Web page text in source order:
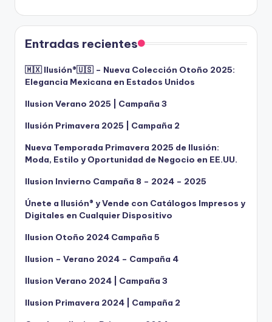
Entradas recientes
🇲🇽 Ilusión®️🇺🇸 – Nueva Colección Otoño 2025:
Elegancia Mexicana en Estados Unidos
Ilusion Verano 2025 | Campaña 3
Ilusión Primavera 2025 | Campaña 2
Nueva Temporada Primavera 2025 de Ilusión:
Moda, Estilo y Oportunidad de Negocio en EE.UU.
Ilusion Invierno Campaña 8 – 2024 – 2025
Únete a Ilusión® y Vende con Catálogos Impresos y
Digitales en Cualquier Dispositivo
Ilusion Otoño 2024 Campaña 5
Ilusion – Verano 2024 – Campaña 4
Ilusion Verano 2024 | Campaña 3
Ilusion Primavera 2024 | Campaña 2